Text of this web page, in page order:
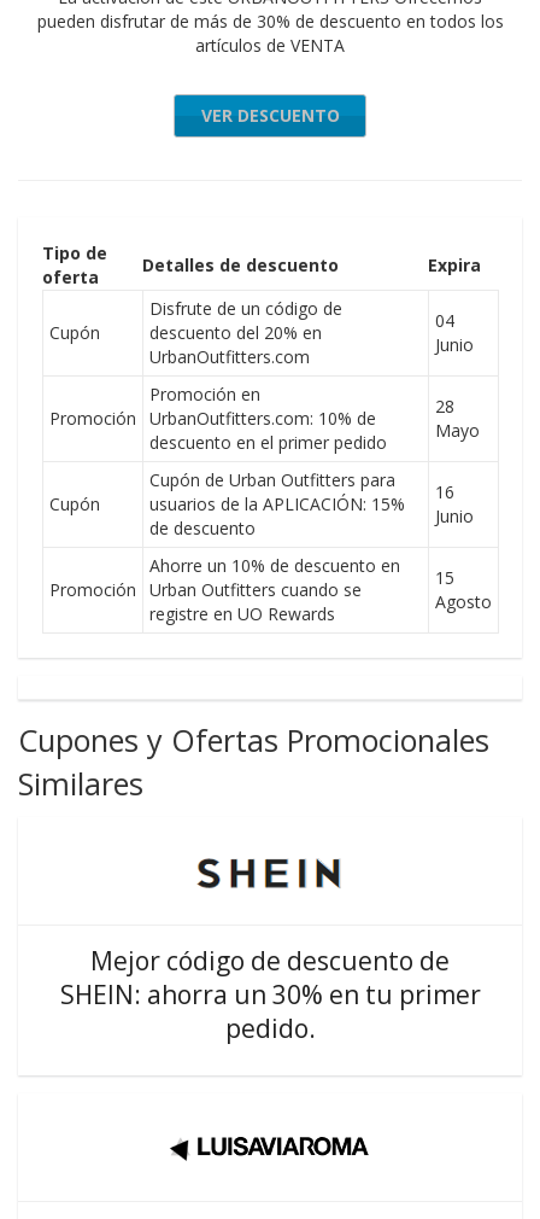
pueden disfrutar de más de 30% de descuento en todos los
artículos de VENTA
VER DESCUENTO
Tipo de
oferta
Detalles de descuento Expira
Cupón
Disfrute de un código de
descuento del 20% en
UrbanOutfitters.com
04
Junio
Promoción
Promoción en
UrbanOutfitters.com: 10% de
descuento en el primer pedido
28
Mayo
Cupón
Cupón de Urban Outfitters para
usuarios de la APLICACIÓN: 15%
de descuento
16
Junio
Promoción
Ahorre un 10% de descuento en
Urban Outfitters cuando se
registre en UO Rewards
15
Agosto
Cupones y Ofertas Promocionales
Similares
Mejor código de descuento de
SHEIN: ahorra un 30% en tu primer
pedido.